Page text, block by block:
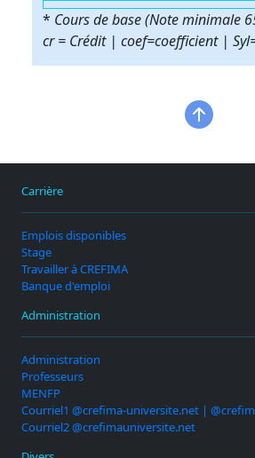
* Cours de base (Note minimale
cr = Crédit | coef=coefficient |
Carrière
Emplois disponibles
Stage
Travailler à CREFIMA
Banque d'emploi
Administration
Administration
Professeurs
MENFP
Courriel1 @crefima-universite.net |
Courriel2 @crefimauniversite.net